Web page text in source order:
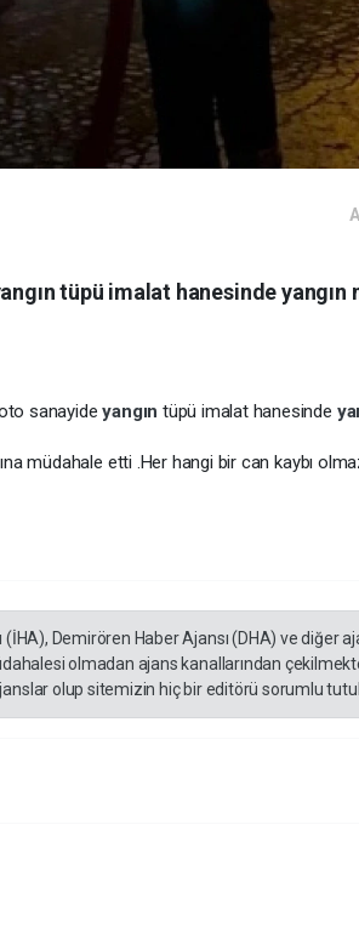
tüpü imalat hanesinde yangın
sanayideyangın tüpü imalat hanesinde
müdahale etti .Her hangi bir can kaybı
Demirören Haber Ajansı (DHA) ve diğer
olmadan ajans kanallarından
olup sitemizin hiç bir editörü sorumlu